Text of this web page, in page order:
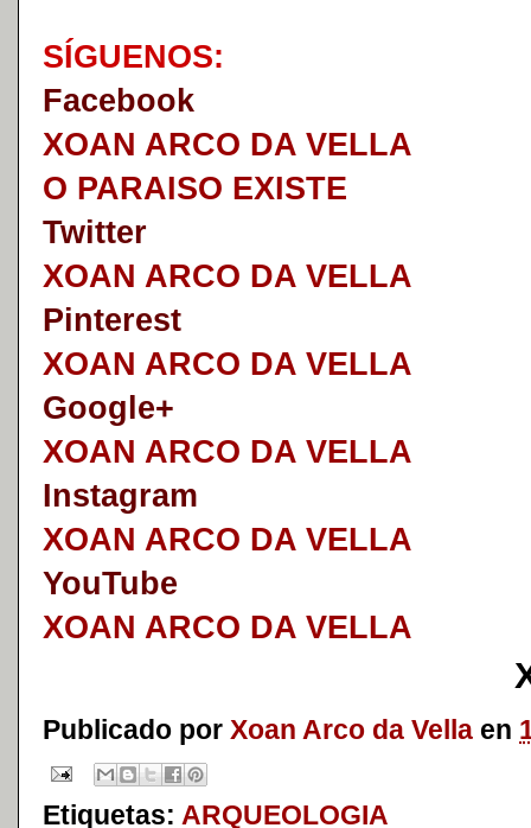
SÍGUENOS:
Facebook
XOAN ARCO DA VELLA
O PARAISO EXISTE
Twitter
XOAN ARCO DA VELLA
Pinterest
XOAN ARCO DA VELLA
Google+
XOAN ARCO DA VELLA
Instagram
XOAN ARCO DA VELLA
YouTube
XOAN ARCO DA VELLA
Publicado por Xoan Arco da Vella en
Etiquetas: ARQUEOLOGIA